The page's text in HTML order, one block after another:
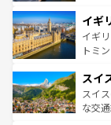
いる
香り
らに
れる
を参
顔を
ルリ
して
は、お
ドイ
イギ
イギ
トミ
リア
ティ
戦な
スイ
スイ
な交